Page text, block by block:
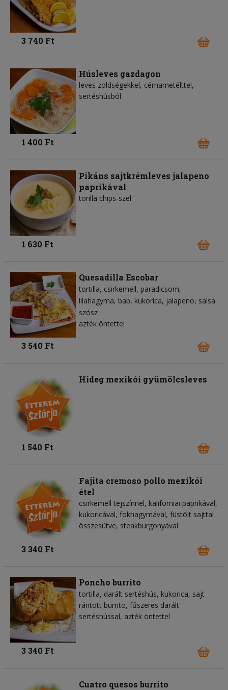
3 740 Ft
Húsleves gazdagon
leves zöldségekkel, cérnametélttel,
sertéshúsból
1 400 Ft
Pikáns sajtkrémleves jalapeno
paprikával
torilla chips-szel
1 630 Ft
Quesadilla Escobar
tortilla csirkemell paradicsom
lilahagyma bab kukorica jalapeno salsa
szósz
azték öntettel
3 540 Ft
Hideg mexikói gyümölcsleves
1 540 Ft
Fajita cremoso pollo mexikói
étel
csirkemell tejszínnel, kaliforniai paprikával,
kukoricával, fokhagymával, füstölt sajttal
összesütve, steakburgonyával
3 340 Ft
Poncho burrito
tortilla darált sertéshús kukorica sajt
rántott burrito, fűszeres darált
sertéshússal, azték öntettel
3 340 Ft
Cuatro quesos burrito